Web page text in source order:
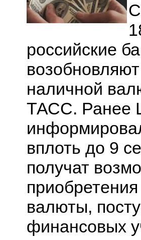
российские
наличной
ТАСС. Ранее
вплоть до 9
получат
валюты,
финансовых